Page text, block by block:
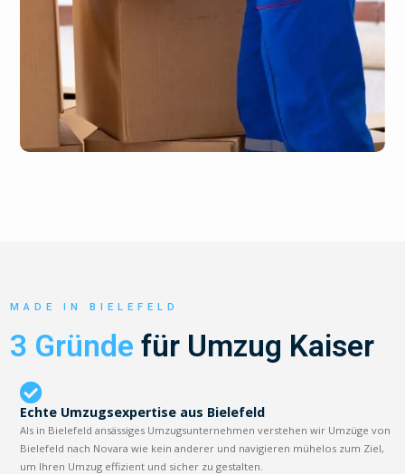
MADE IN BIELEFELD
3 Gründe für Umzug Kaiser
Echte Umzugsexpertise aus Bielefeld
Als in Bielefeld ansässiges Umzugsunternehmen verstehen wir Umzüge von
Bielefeld nach Novara wie kein anderer und navigieren mühelos zum Ziel,
um Ihren Umzug effizient und sicher zu gestalten.